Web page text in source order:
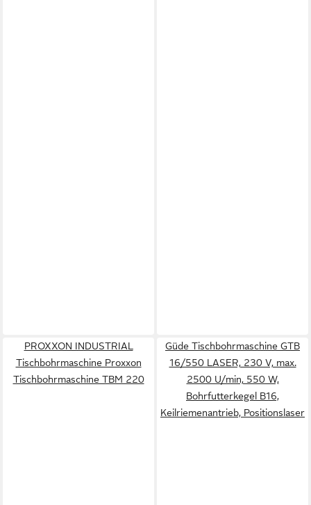
PROXXON INDUSTRIAL
Tischbohrmaschine Proxxon
Tischbohrmaschine TBM 220
Güde Tischbohrmaschine GTB
16/550 LASER, 230 V, max.
2500 U/min, 550 W,
Bohrfutterkegel B16,
Keilriemenantrieb, Positionslaser